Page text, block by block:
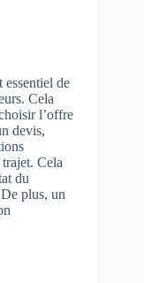
essentiel de
Cela
l’offre
devis,
Cela
du
plus, un